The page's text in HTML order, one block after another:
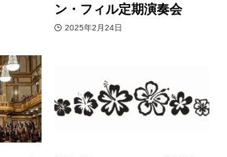
ン・フィル定期演奏会
2025年2月24日